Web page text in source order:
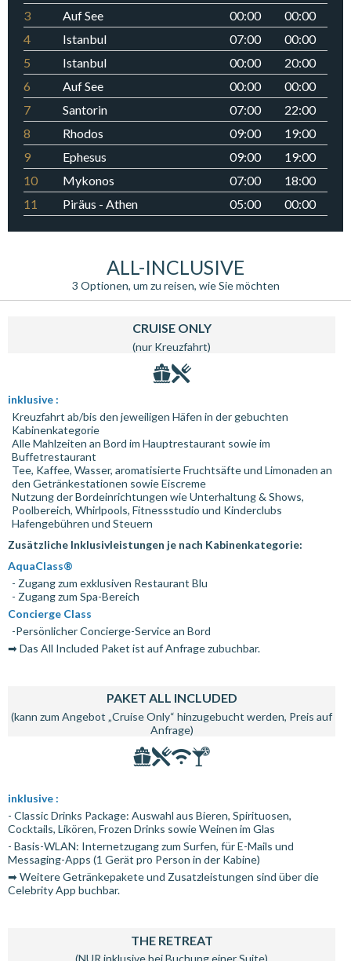
3
Auf See 00:00
00:00
4
Istanbul 07:00
00:00
5
Istanbul 00:00
20:00
6
Auf See 00:00
00:00
7
Santorin 07:00
22:00
8
Rhodos 09:00
19:00
9
Ephesus 09:00
19:00
10
Mykonos 07:00
18:00
11
Piräus - Athen 05:00 00:00
ALL-INCLUSIVE
3 Optionen, um zu reisen, wie Sie möchten
CRUISE ONLY
(nur Kreuzfahrt)
inklusive :
Kreuzfahrt ab/bis den jeweiligen Häfen in der gebuchten
Kabinenkategorie
Alle Mahlzeiten an Bord im Hauptrestaurant sowie im
Buffetrestaurant
Tee, Kaffee, Wasser, aromatisierte Fruchtsäfte und Limonaden an
den Getränkestationen sowie Eiscreme
Nutzung der Bordeinrichtungen wie Unterhaltung & Shows,
Poolbereich, Whirlpools, Fitnessstudio und Kinderclubs
Hafengebühren und Steuern
Zusätzliche Inklusivleistungen je nach Kabinenkategorie:
AquaClass®
- Zugang zum exklusiven Restaurant Blu
- Zugang zum Spa-Bereich
Concierge Class
-Persönlicher Concierge-Service an Bord
➡ Das All Included Paket ist auf Anfrage zubuchbar.
PAKET ALL INCLUDED
(kann zum Angebot „Cruise Only“ hinzugebucht werden, Preis auf
Anfrage)
inklusive :
- Classic Drinks Package: Auswahl aus Bieren, Spirituosen,
Cocktails, Likören, Frozen Drinks sowie Weinen im Glas
- Basis-WLAN: Internetzugang zum Surfen, für E-Mails und
Messaging-Apps (1 Gerät pro Person in der Kabine)
➡ Weitere Getränkepakete und Zusatzleistungen sind über die
Celebrity App buchbar.
THE RETREAT
(NUR inklusive bei Buchung einer Suite)